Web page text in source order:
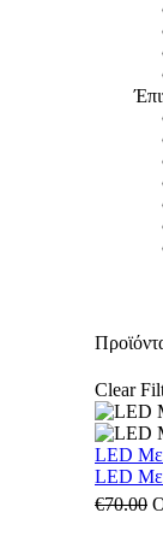
Clear
LED
LED
€70.00